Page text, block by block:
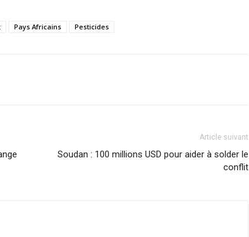
Pays Africains Pesticides
Article suivant
Soudan : 100 millions USD pour aider à solder le
conflit